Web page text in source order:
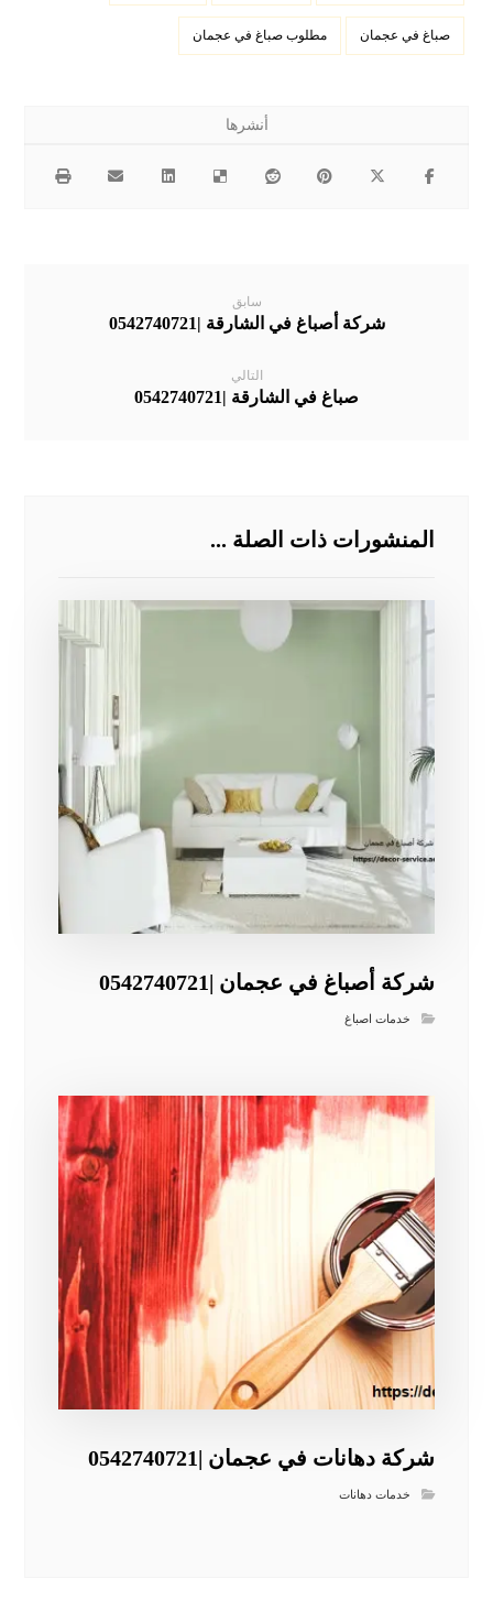
صباغ في عجمان مطلوب صباغ في عجمان
سابق
شركة أصباغ في الشارقة |0542740721
التالي
صباغ في الشارقة |0542740721
المنشورات ذات الصلة ...
شركة أصباغ في عجمان |0542740721
خدمات اصباغ
شركة دهانات في عجمان |0542740721
خدمات دهانات